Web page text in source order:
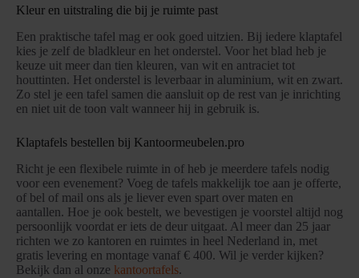
Kleur en uitstraling die bij je ruimte past
Een praktische tafel mag er ook goed uitzien. Bij iedere klaptafel
kies je zelf de bladkleur en het onderstel. Voor het blad heb je
keuze uit meer dan tien kleuren, van wit en antraciet tot
houttinten. Het onderstel is leverbaar in aluminium, wit en zwart.
Zo stel je een tafel samen die aansluit op de rest van je inrichting
en niet uit de toon valt wanneer hij in gebruik is.
Klaptafels bestellen bij Kantoormeubelen.pro
Richt je een flexibele ruimte in of heb je meerdere tafels nodig
voor een evenement? Voeg de tafels makkelijk toe aan je offerte,
of bel of mail ons als je liever even spart over maten en
aantallen. Hoe je ook bestelt, we bevestigen je voorstel altijd nog
persoonlijk voordat er iets de deur uitgaat. Al meer dan 25 jaar
richten we zo kantoren en ruimtes in heel Nederland in, met
gratis levering en montage vanaf € 400. Wil je verder kijken?
Bekijk dan al onze kantoortafels.